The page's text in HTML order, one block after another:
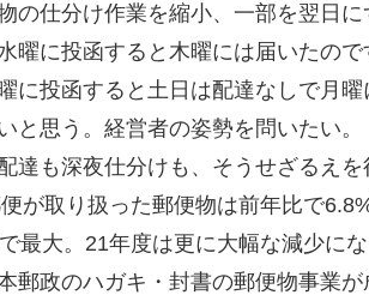
の仕分け作業を縮小、一部を翌日に
曜に投函すると木曜には届いたので
に投函すると土日は配達なしで月曜
と思う。経営者の姿勢を問いたい。
達も深夜仕分けも、そうせざるえを
が取り扱った郵便物は前年比で
最大。21年度は更に大幅な減少にな
郵政のハガキ・封書の郵便物事業